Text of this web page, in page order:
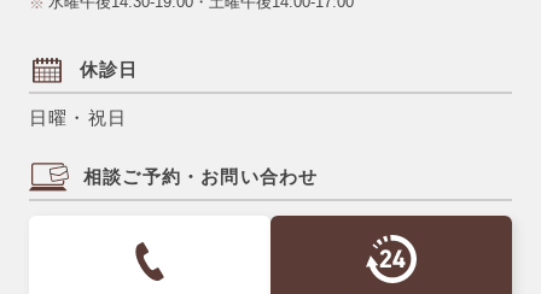
休診日
日曜・祝日
相談ご予約・お問い合わせ